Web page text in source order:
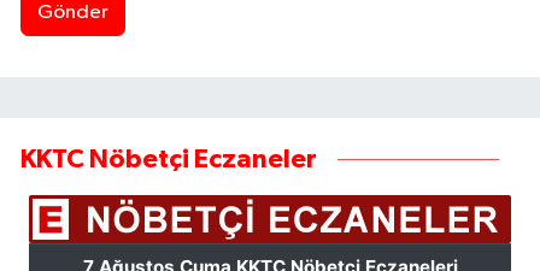
Gönder
KKTC Nöbetçi Eczaneler